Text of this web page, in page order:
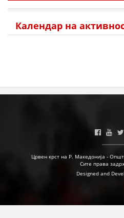
Календар на
Црвен крст на Р. Македонија -
Сите права
Designed and